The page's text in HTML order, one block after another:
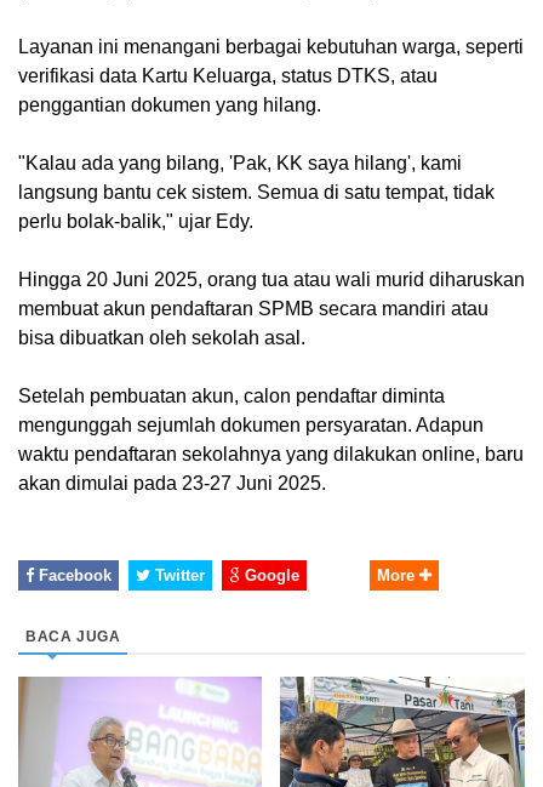
Layanan ini menangani berbagai kebutuhan warga, seperti
verifikasi data Kartu Keluarga, status DTKS, atau
penggantian dokumen yang hilang.
"Kalau ada yang bilang, 'Pak, KK saya hilang', kami
langsung bantu cek sistem. Semua di satu tempat, tidak
perlu bolak-balik," ujar Edy.
Hingga 20 Juni 2025, orang tua atau wali murid diharuskan
membuat akun pendaftaran SPMB secara mandiri atau
bisa dibuatkan oleh sekolah asal.
Setelah pembuatan akun, calon pendaftar diminta
mengunggah sejumlah dokumen persyaratan. Adapun
waktu pendaftaran sekolahnya yang dilakukan online, baru
akan dimulai pada 23-27 Juni 2025.
Facebook Twitter Google More
BACA JUGA